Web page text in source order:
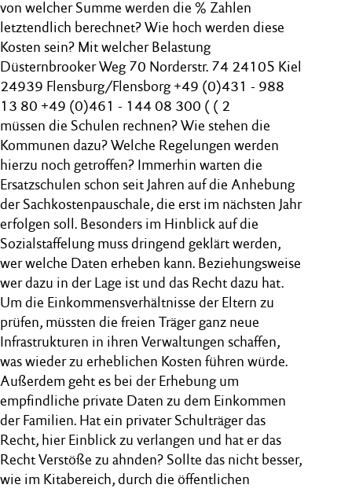
von welcher Summe werden die % Zahlen
letztendlich berechnet? Wie hoch werden diese
Kosten sein? Mit welcher Belastung
Düsternbrooker Weg 70 Norderstr. 74 24105 Kiel
24939 Flensburg/Flensborg +49 (0)431 - 988
13 80 +49 (0)461 - 144 08 300 ( ( 2
müssen die Schulen rechnen? Wie stehen die
Kommunen dazu? Welche Regelungen werden
hierzu noch getroffen? Immerhin warten die
Ersatzschulen schon seit Jahren auf die Anhebung
der Sachkostenpauschale, die erst im nächsten Jahr
erfolgen soll. Besonders im Hinblick auf die
Sozialstaffelung muss dringend geklärt werden,
wer welche Daten erheben kann. Beziehungsweise
wer dazu in der Lage ist und das Recht dazu hat.
Um die Einkommensverhältnisse der Eltern zu
prüfen, müssten die freien Träger ganz neue
Infrastrukturen in ihren Verwaltungen schaffen,
was wieder zu erheblichen Kosten führen würde.
Außerdem geht es bei der Erhebung um
empfindliche private Daten zu dem Einkommen
der Familien. Hat ein privater Schulträger das
Recht, hier Einblick zu verlangen und hat er das
Recht Verstöße zu ahnden? Sollte das nicht besser,
wie im Kitabereich, durch die öffentlichen